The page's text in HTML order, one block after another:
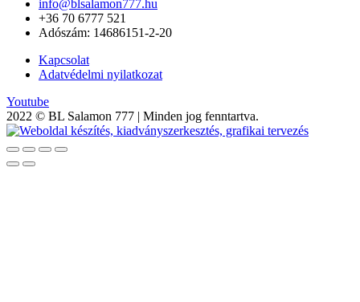
info@blsalamon777.hu
+36 70 6777 521
Adószám: 14686151-2-20
Kapcsolat
Adatvédelmi nyilatkozat
Youtube
2022 © BL Salamon 777 | Minden jog fenntartva.